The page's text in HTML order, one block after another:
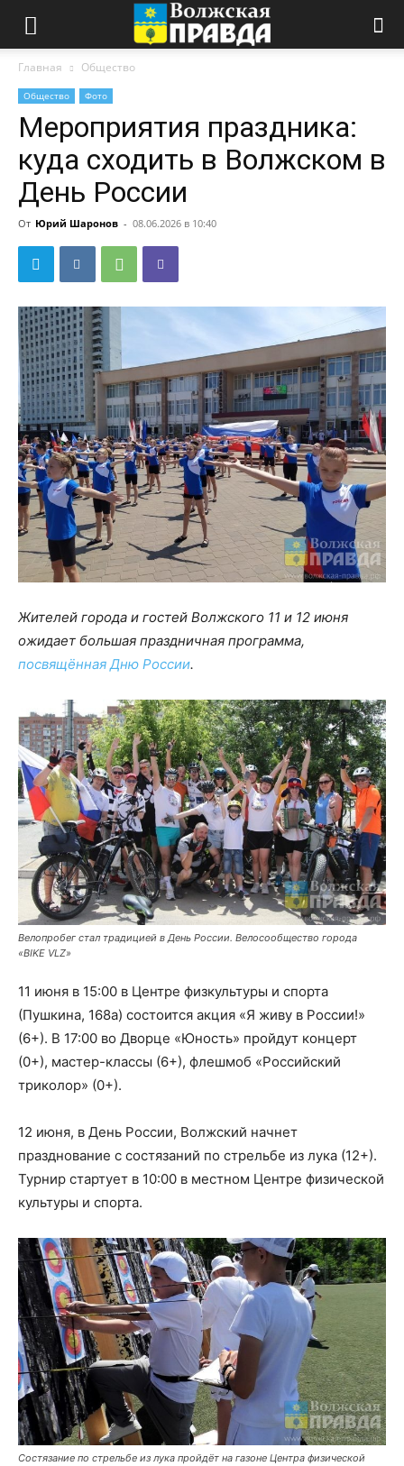
Главная Общество
Общество Фото
Мероприятия праздника:
куда сходить в Волжском в
День России
От Юрий Шаронов - 08.06.2026 в 10:40
Жителей города и гостей Волжского 11 и 12 июня
ожидает большая праздничная программа,
посвящённая Дню России.
Велопробег стал традицией в День России. Велосообщество города
«BIKE VLZ»
11 июня в 15:00 в Центре физкультуры и спорта
(Пушкина, 168а) состоится акция «Я живу в России!»
(6+). В 17:00 во Дворце «Юность» пройдут концерт
(0+), мастер-классы (6+), флешмоб «Российский
триколор» (0+).
12 июня, в День России, Волжский начнет
празднование с состязаний по стрельбе из лука (12+).
Турнир стартует в 10:00 в местном Центре физической
культуры и спорта.
Состязание по стрельбе из лука пройдёт на газоне Центра физической